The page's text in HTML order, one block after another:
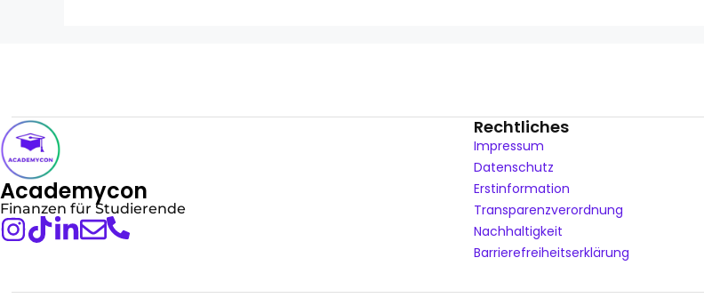
Academycon
Finanzen für Studierende
Rechtliches
Impressum
Datenschutz
Erstinformation
Transparenzverordnung
Nachhaltigkeit
Barrierefreiheitserklärung